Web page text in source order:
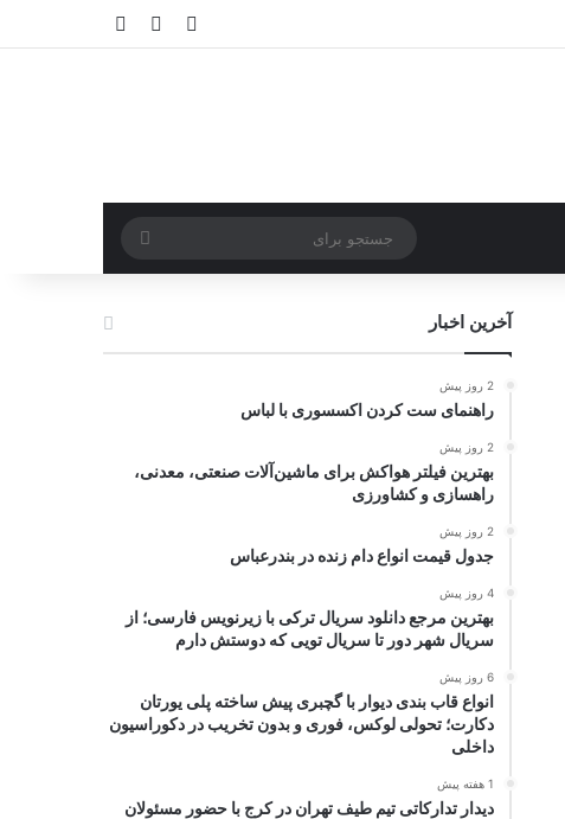
ورود نوشته تصادفی
برای
آخرین اخبار
2 روز پیش
راهنمای ست کردن اکسسوری با لباس
2 روز پیش
بهترین فیلتر هواکش برای ماشین‌آلات صنعتی، معدنی،
راهسازی و کشاورزی
2 روز پیش
جدول قیمت انواع دام زنده در بندرعباس
4 روز پیش
بهترین مرجع دانلود سریال ترکی با زیرنویس فارسی؛ از
سریال شهر دور تا سریال تویی که دوستش دارم
6 روز پیش
انواع قاب بندی دیوار با گچبری پیش ساخته پلی یورتان
دکارت؛ تحولی لوکس، فوری و بدون تخریب در دکوراسیون
داخلی
1 هفته پیش
دیدار تدارکاتی تیم طیف تهران در کرج با حضور مسئولان